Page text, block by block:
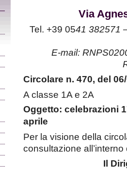
Via
Tel. +39 0541 382571
E-mail:
Circolare n. 470, del
A classe 1A e 2A
Oggetto: celebrazioni
aprile
Per la visione della
consultazione
Il